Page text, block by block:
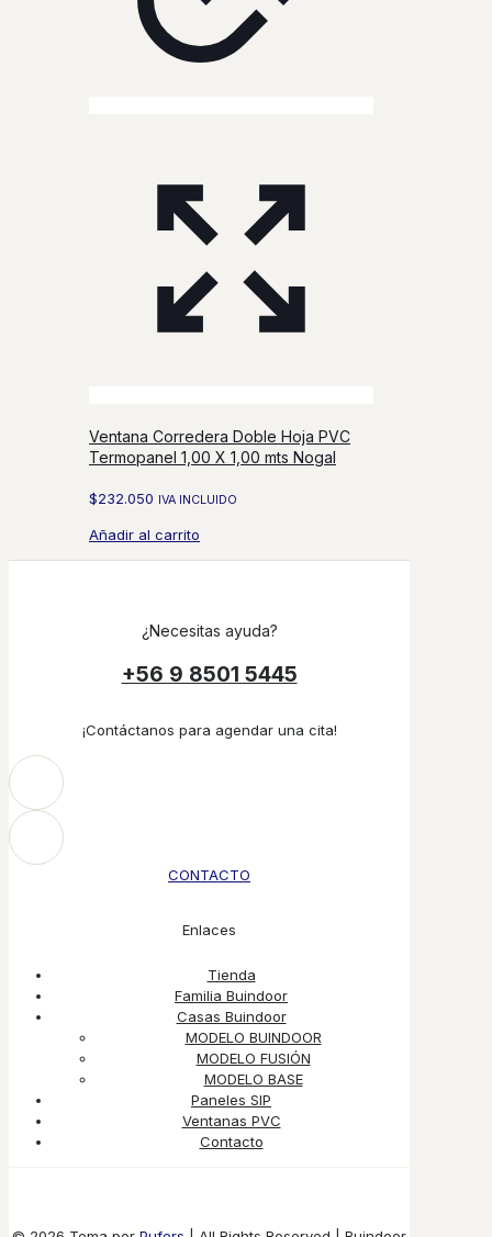
Ventana Corredera Doble Hoja PVC
Termopanel 1,00 X 1,00 mts Nogal
$232.050 IVA INCLUIDO
Añadir al carrito
¿Necesitas ayuda?
+56 9 8501 5445
¡Contáctanos para agendar una cita!
CONTACTO
Enlaces
Tienda
Familia Buindoor
Casas Buindoor
MODELO BUINDOOR
MODELO FUSIÓN
MODELO BASE
Paneles SIP
Ventanas PVC
Contacto